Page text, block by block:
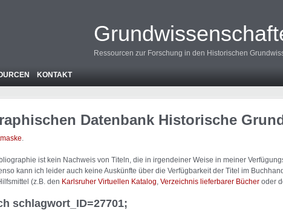
Ressourcen zur Forschung in den Historischen
KONTAKT
Datenbank Historische
.
ist kein Nachweis von Titeln, die in irgendeiner Weise in meiner
kann ich leider auch keine Auskünfte über die Verfügbarkeit der Titel im
(z.B. den Karlsruher Virtuellen Katalog Verzeichnis lieferbarer Bücher oder
schlagwort_ID=27701;